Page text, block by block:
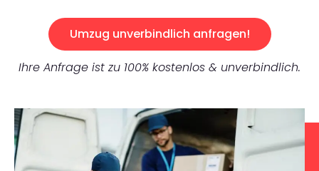
Umzug unverbindlich anfragen!
Ihre Anfrage ist zu 100% kostenlos & unverbindlich.